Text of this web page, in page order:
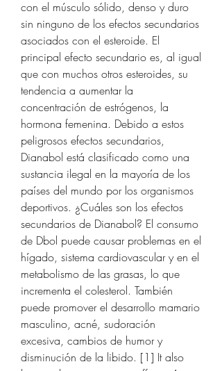
con el músculo sólido, denso y duro
sin ninguno de los efectos secundarios
asociados con el esteroide. El
principal efecto secundario es, al igual
que con muchos otros esteroides, su
tendencia a aumentar la
concentración de estrógenos, la
hormona femenina. Debido a estos
peligrosos efectos secundarios,
Dianabol está clasificado como una
sustancia ilegal en la mayoría de los
países del mundo por los organismos
deportivos. ¿Cuáles son los efectos
secundarios de Dianabol? El consumo
de Dbol puede causar problemas en el
hígado, sistema cardiovascular y en el
metabolismo de las grasas, lo que
incrementa el colesterol. También
puede promover el desarrollo mamario
masculino, acné, sudoración
excesiva, cambios de humor y
disminución de la libido. [1] It also